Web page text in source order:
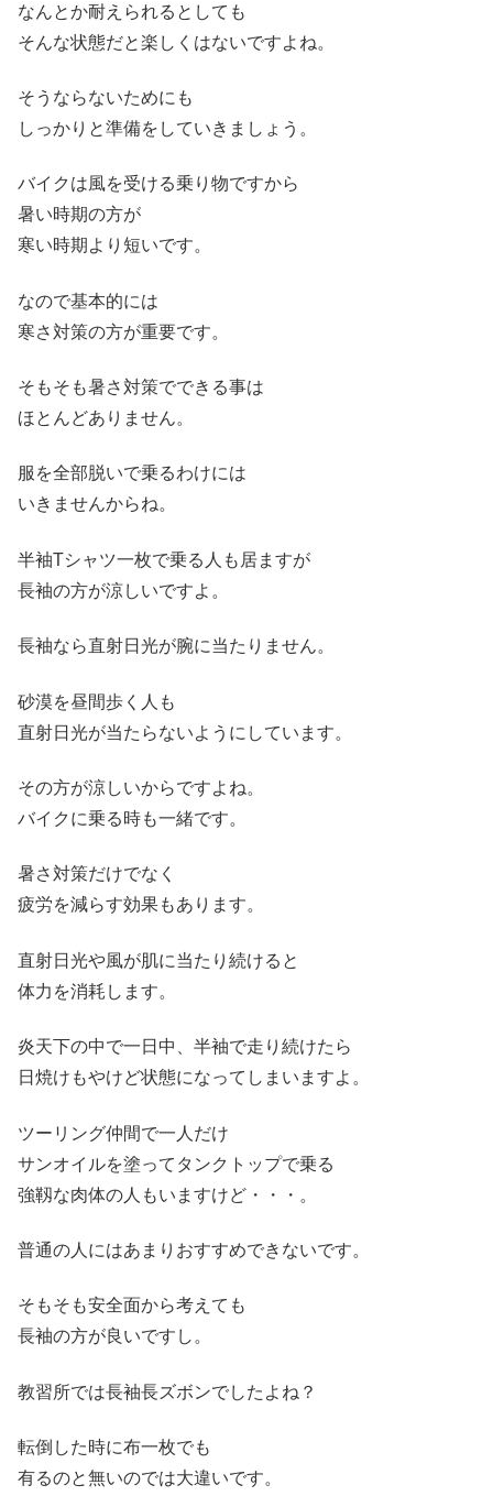
なんとか耐えられるとしても
そんな状態だと楽しくはないですよね。
そうならないためにも
しっかりと準備をしていきましょう。
バイクは風を受ける乗り物ですから
暑い時期の方が
寒い時期より短いです。
なので基本的には
寒さ対策の方が重要です。
そもそも暑さ対策でできる事は
ほとんどありません。
服を全部脱いで乗るわけには
いきませんからね。
半袖Tシャツ一枚で乗る人も居ますが
長袖の方が涼しいですよ。
長袖なら直射日光が腕に当たりません。
砂漠を昼間歩く人も
直射日光が当たらないようにしています。
その方が涼しいからですよね。
バイクに乗る時も一緒です。
暑さ対策だけでなく
疲労を減らす効果もあります。
直射日光や風が肌に当たり続けると
体力を消耗します。
炎天下の中で一日中、半袖で走り続けたら
日焼けもやけど状態になってしまいますよ。
ツーリング仲間で一人だけ
サンオイルを塗ってタンクトップで乗る
強靱な肉体の人もいますけど・・・。
普通の人にはあまりおすすめできないです。
そもそも安全面から考えても
長袖の方が良いですし。
教習所では長袖長ズボンでしたよね？
転倒した時に布一枚でも
有るのと無いのでは大違いです。